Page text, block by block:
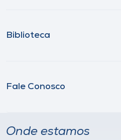
Biblioteca
Fale Conosco
Onde estamos